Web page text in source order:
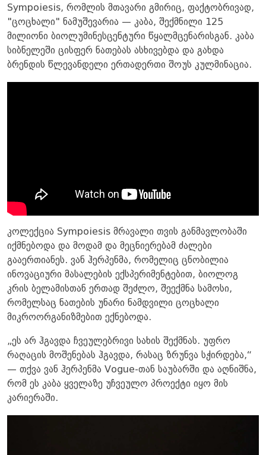
Sympoiesis, რომლის მთავარი გმირიც, ფაქტობრივად,
"ცოცხალი" ნამუშევარია — კაბა, შექმნილი 125
მილიონი ბიოლუმინესცენტური წყალმცენარისგან. კაბა
სიბნელეში ცისფერ ნათებას ასხივებდა და გახდა
ბრენდის წლევანდელი ერთადერთი შოუს კულმინაცია.
კოლექცია Sympoiesis მრავალი თვის განმავლობაში
იქმნებოდა და მოდამ და მეცნიერებამ ძალები
გააერთიანეს. ვან ჰერპენმა, რომელიც ცნობილია
ინოვაციური მასალების ექსპერიმენტებით, ბიოლოგ
კრის ბელამისთან ერთად შეძლო, შეექმნა სამოსი,
რომელსაც ნათების უნარი ნამდვილი ცოცხალი
მიკროორგანიზმებით ექნებოდა.
„ეს არ ჰგავდა ჩვეულებრივი სახის შექმნას. უფრო
რაღაცის მოშენებას ჰგავდა, რასაც ზრუნვა სჭირდება,“
— თქვა ვან ჰერპენმა Vogue-თან საუბარში და აღნიშნა,
რომ ეს კაბა ყველაზე უჩვეულო პროექტი იყო მის
კარიერაში.